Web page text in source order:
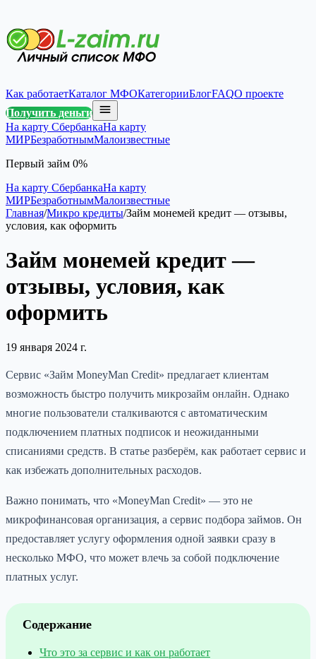
Как работаетКаталог МФОКатегорииБлогFAQО проекте
Получить деньги
На карту СбербанкаНа карту
МИРБезработнымМалоизвестные
Первый займ 0%
На карту СбербанкаНа карту
МИРБезработнымМалоизвестные
Главная/Микро кредиты/Займ монемей кредит — отзывы,
условия, как оформить
Займ монемей кредит —
отзывы, условия, как
оформить
19 января 2024 г.
Сервис «Займ MoneyMan Credit» предлагает клиентам
возможность быстро получить микрозайм онлайн. Однако
многие пользователи сталкиваются с автоматическим
подключением платных подписок и неожиданными
списаниями средств. В статье разберём, как работает сервис и
как избежать дополнительных расходов.
Важно понимать, что «MoneyMan Credit» — это не
микрофинансовая организация, а сервис подбора займов. Он
предоставляет услугу оформления одной заявки сразу в
несколько МФО, что может влечь за собой подключение
платных услуг.
Содержание
Что это за сервис и как он работает